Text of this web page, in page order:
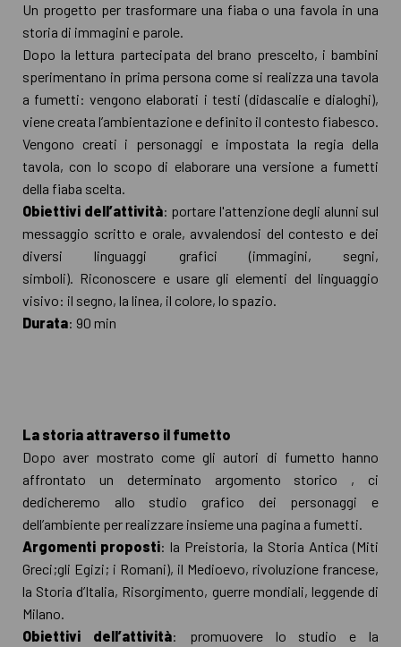
Un progetto per trasformare una fiaba o una favola in una
storia di immagini e parole.
Dopo la lettura partecipata del brano prescelto, i bambini
sperimentano in prima persona come si realizza una tavola
a fumetti: vengono elaborati i testi (didascalie e dialoghi),
viene creata l’ambientazione e definito il contesto fiabesco.
Vengono creati i personaggi e impostata la regia della
tavola, con lo scopo di elaborare una versione a fumetti
della fiaba scelta.
Obiettivi dell’attività: portare l'attenzione degli alunni sul
messaggio scritto e orale, avvalendosi del contesto e dei
diversi linguaggi grafici (immagini, segni,
simboli). Riconoscere e usare gli elementi del linguaggio
visivo: il segno, la linea, il colore, lo spazio.
Durata: 90 min
La storia attraverso il fumetto
Dopo aver mostrato come gli autori di fumetto hanno
affrontato un determinato argomento storico , ci
dedicheremo allo studio grafico dei personaggi e
dell’ambiente per realizzare insieme una pagina a fumetti.
Argomenti proposti: la Preistoria, la Storia Antica (Miti
Greci;gli Egizi; i Romani), il Medioevo, rivoluzione francese,
la Storia d’Italia, Risorgimento, guerre mondiali, leggende di
Milano.
Obiettivi dell’attività: promuovere lo studio e la